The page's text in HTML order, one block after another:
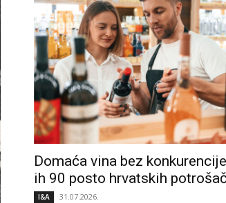
Domaća vina bez
ih 90 posto hrvatskih
I&A 31.07.2026.